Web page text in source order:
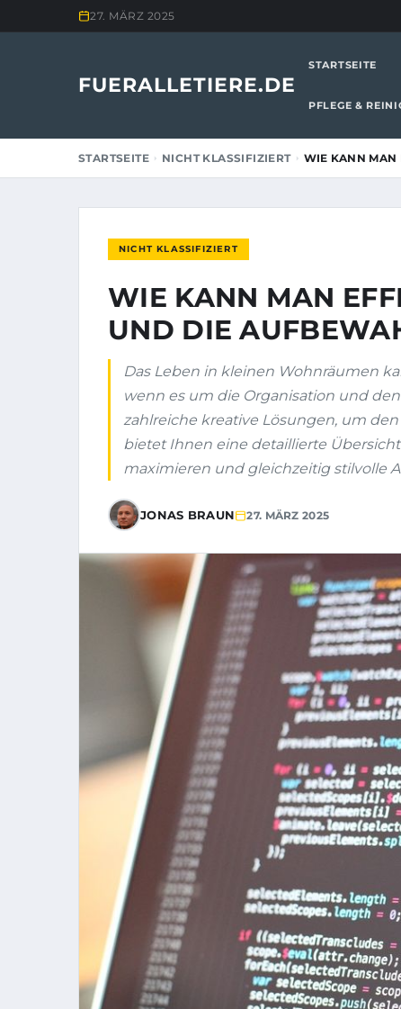
27. MÄRZ 2025
FUERALLETIERE.DE
STARTSEITE
PFLEGE &
STARTSEITE NICHT KLASSIFIZIERT WIE KANN MAN
NICHT KLASSIFIZIERT
WIE KANN MAN
UND DIE
Das Leben in kleinen Wohnräumen
wenn es um die Organisation und
zahlreiche kreative Lösungen, um
bietet Ihnen eine detaillierte
maximieren und gleichzeitig stilvolle
JONAS BRAUN 27. MÄRZ 2025